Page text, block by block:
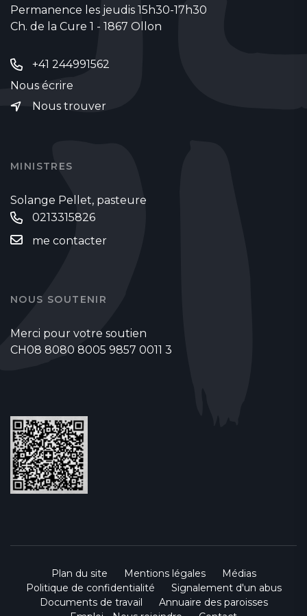
Permanence les jeudis 15h30-17h30
Ch. de la Cure 1 - 1867 Ollon
+41 244991562
Nous écrire
Nous trouver
MINISTRES
Solange Pellet, pasteure
0213315826
me contacter
NOUS SOUTENIR
Merci pour votre soutien
CH08 8080 8005 9857 0011 3
Plan du site Mentions légales
Médias
Politique de confidentialité
Signalement d'un abus
Documents de travail
Annuaire des paroisses